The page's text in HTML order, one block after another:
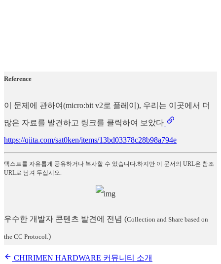
Reference
이 문제에 관하여(micro:bit v2로 플레이), 우리는 이곳에서 더
많은 자료를 발견하고 링크를 클릭하여 보았다
https://qiita.com/sat0ken/items/13bd03378c28b98a794e
텍스트를 자유롭게 공유하거나 복사할 수 있습니다.하지만 이 문서의 URL은 참조
URL로 남겨 두십시오.
우수한 개발자 콘텐츠 발견에 전념 (Collection and Share based on
the CC Protocol.)
CHIRIMEN HARDWARE 커뮤니티 소개